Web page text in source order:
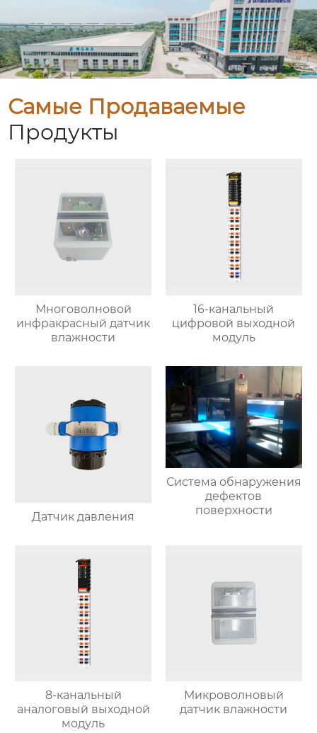
Самые Продаваемые
Продукты
Многоволновой
инфракрасный датчик
влажности
16-канальный
цифровой выходной
модуль
Датчик давления
Система обнаружения
дефектов
поверхности
8-канальный
аналоговый выходной
модуль
Микроволновый
датчик влажности